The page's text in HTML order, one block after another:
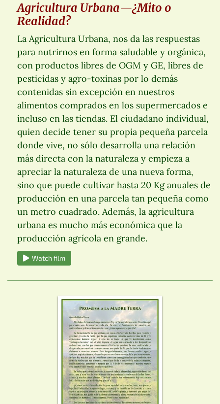
Agricultura Urbana—¿Mito o
Realidad?
La Agricultura Urbana, nos da las respuestas
para nutrirnos en forma saludable y orgánica,
con productos libres de OGM y GE, libres de
pesticidas y agro-toxinas por lo demás
contenidas sin excepción en nuestros
alimentos comprados en los supermercados e
incluso en las tiendas. El ciudadano individual,
quien decide tener su propia pequeña parcela
donde vive, no sólo desarrolla una relación
más directa con la naturaleza y empieza a
apreciar la naturaleza de una nueva forma,
sino que puede cultivar hasta 20 Kg anuales de
producción en una parcela tan pequeña como
un metro cuadrado. Además, la agricultura
urbana es mucho más económica que la
producción agrícola en grande.
Watch film